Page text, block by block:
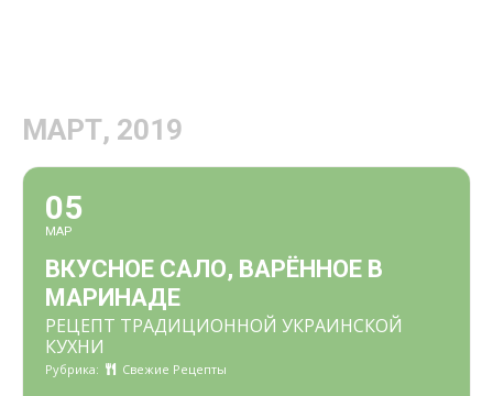
МАРТ, 2019
05
МАР
ВКУСНОЕ САЛО, ВАРЁННОЕ В
МАРИНАДЕ
РЕЦЕПТ ТРАДИЦИОННОЙ УКРАИНСКОЙ
КУХНИ
Рубрика: Свежие Рецепты